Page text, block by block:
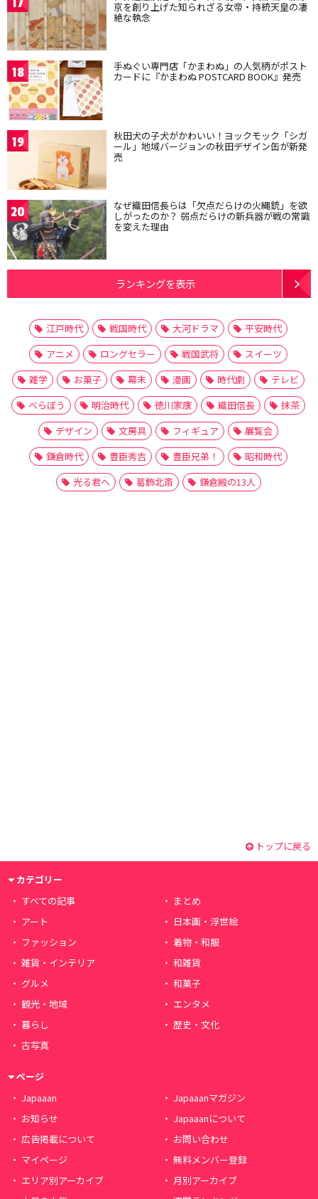
京を創り上げた知られざる女帝・持統天皇の凄
絶な執念
18 手ぬぐい専門店「かまわぬ」の人気柄がポスト
カードに『かまわぬ POSTCARD BOOK』発売
19 秋田犬の子犬がかわいい！ヨックモック「シガ
ール」地域バージョンの秋田デザイン缶が新発
売
20 なぜ織田信長らは「欠点だらけの火縄銃」を欲
しがったのか？ 弱点だらけの新兵器が戦の常識
を変えた理由
ランキングを表示
江戸時代 戦国時代 大河ドラマ
平安時代
アニメ
ロングセラー 戦国武将
スイーツ
雑学
お菓子 幕末 漫画 時代劇
テレビ
べらぼう
明治時代 徳川家康 織田信長
抹茶
デザイン
文房具 フィギュア
展覧会
鎌倉時代
豊臣秀吉 豊臣兄弟！
昭和時代
光る君へ
葛飾北斎 鎌倉殿の13人
トップに戻る
カテゴリー
すべての記事
まとめ
アート
日本画・浮世絵
ファッション
着物・和服
雑貨・インテリア
和雑貨
グルメ
和菓子
観光・地域
エンタメ
暮らし
歴史・文化
古写真
ページ
Japaaan
Japaaanマガジン
お知らせ
Japaaanについて
広告掲載について
お問い合わせ
マイページ
無料メンバー登録
エリア別アーカイブ
月別アーカイブ